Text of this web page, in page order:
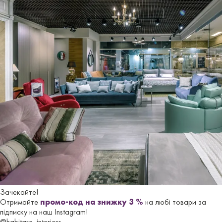
Зачекайте!
Отримайте промо-код на знижку 3 % на любі товари за
підписку на наш Instagram!
або моторизованого. Можно обрати оббивку з
тканини або шкіри по зразкам виробника. Актуальні
зразки оббивки є в дилерському салонi HABITARE
interiors в Одесі.
Ціна крісла-релакс KIM в онлайн-магазині -з
електричним регулюванням в тканинній оббивці.
Гарантійний термін- 18 місяців.
Характеристики
Бренд FAMA SOFAS
Країна-
виробник